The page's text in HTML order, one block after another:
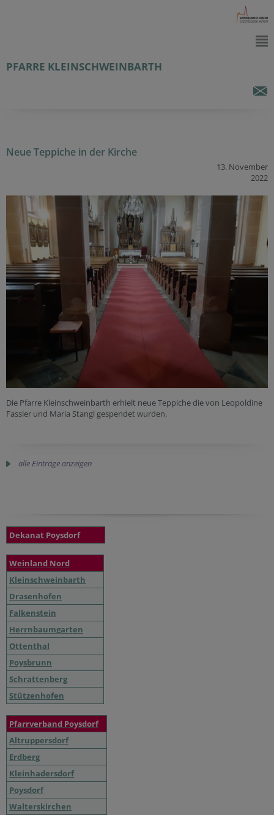
PFARRE KLEINSCHWEINBARTH
Neue Teppiche in der Kirche
13. November
2022
Die Pfarre Kleinschweinbarth erhielt neue Teppiche die von Leopoldine
Fassler und Maria Stangl gespendet wurden.
alle Einträge anzeigen
Dekanat Poysdorf
Weinland Nord
Kleinschweinbarth
Drasenhofen
Falkenstein
Herrnbaumgarten
Ottenthal
Poysbrunn
Schrattenberg
Stützenhofen
Pfarrverband Poysdorf
Altruppersdorf
Erdberg
Kleinhadersdorf
Poysdorf
Walterskirchen